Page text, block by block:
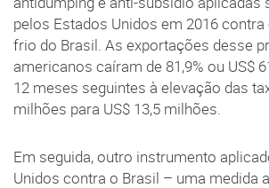
pelos Estados Unidos em 2016
frio do Brasil. As exportações desse
americanos caíram de 81,9% ou US$
12 meses seguintes à elevação das
milhões para US$ 13,5 milhões.
Em seguida, outro instrumento
Unidos contra o Brasil – uma medida